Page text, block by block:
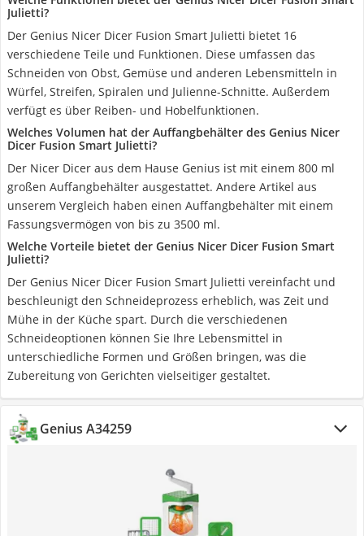
Julietti?
Der Genius Nicer Dicer Fusion Smart Julietti bietet 16
verschiedene Teile und Funktionen. Diese umfassen das
Schneiden von Obst, Gemüse und anderen Lebensmitteln in
Würfel, Streifen, Spiralen und Julienne-Schnitte. Außerdem
verfügt es über Reiben- und Hobelfunktionen.
Welches Volumen hat der Auffangbehälter des Genius Nicer
Dicer Fusion Smart Julietti?
Der Nicer Dicer aus dem Hause Genius ist mit einem 800 ml
großen Auffangbehälter ausgestattet. Andere Artikel aus
unserem Vergleich haben einen Auffangbehälter mit einem
Fassungsvermögen von bis zu 3500 ml.
Welche Vorteile bietet der Genius Nicer Dicer Fusion Smart
Julietti?
Der Genius Nicer Dicer Fusion Smart Julietti vereinfacht und
beschleunigt den Schneideprozess erheblich, was Zeit und
Mühe in der Küche spart. Durch die verschiedenen
Schneideoptionen können Sie Ihre Lebensmittel in
unterschiedliche Formen und Größen bringen, was die
Zubereitung von Gerichten vielseitiger gestaltet.
Genius A34259